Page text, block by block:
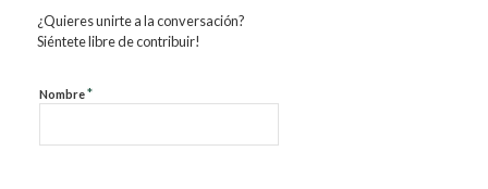
¿Quieres unirte a la conversación?
Siéntete libre de contribuir!
Nombre*